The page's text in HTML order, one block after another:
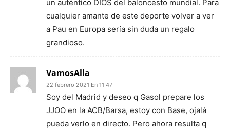
un auténtico DIOS del baloncesto mundial. Para
cualquier amante de este deporte volver a ver
a Pau en Europa sería sin duda un regalo
grandioso.
VamosAlla
22 febrero 2021 En 11:47
Soy del Madrid y deseo q Gasol prepare los
JJOO en la ACB/Barsa, estoy con Base, ojalá
pueda verlo en directo. Pero ahora resulta q